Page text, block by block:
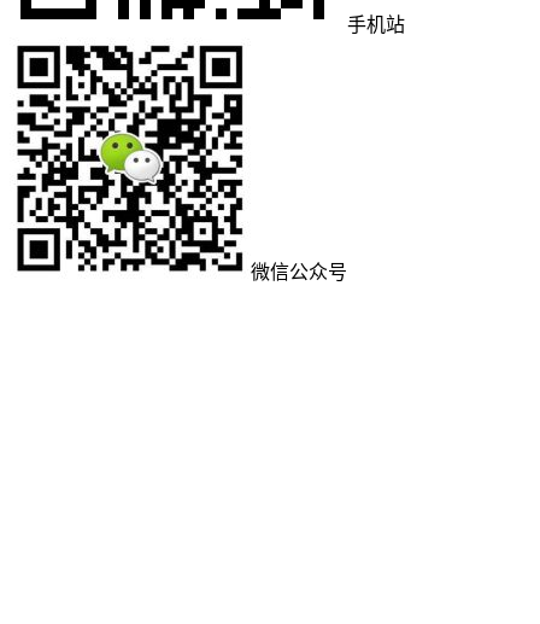
手机站
微信公众号